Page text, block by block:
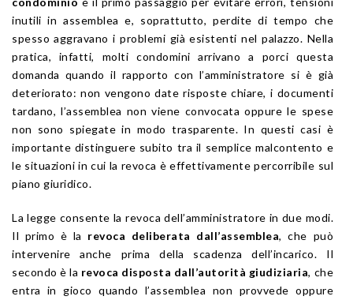
inutili in assemblea e, soprattutto, perdite di tempo che
spesso aggravano i problemi già esistenti nel palazzo. Nella
pratica, infatti, molti condomini arrivano a porci questa
domanda quando il rapporto con l’amministratore si è già
deteriorato: non vengono date risposte chiare, i documenti
tardano, l’assemblea non viene convocata oppure le spese
non sono spiegate in modo trasparente. In questi casi è
importante distinguere subito tra il semplice malcontento e
le situazioni in cui la revoca è effettivamente percorribile sul
piano giuridico.
La legge consente la revoca dell’amministratore in due modi.
Il primo è la revoca deliberata dall’assemblea, che può
intervenire anche prima della scadenza dell’incarico. Il
secondo è la revoca disposta dall’autorità giudiziaria, che
entra in gioco quando l’assemblea non provvede oppure